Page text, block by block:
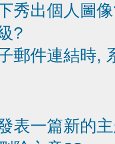
秀出個人圖
?
郵件連結時,
表一篇新的